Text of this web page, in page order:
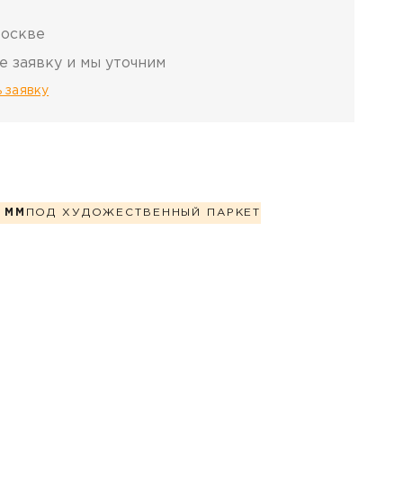
заявку и мы уточним
заявку
ММ ПОД ХУДОЖЕСТВЕННЫЙ ПАРКЕТ